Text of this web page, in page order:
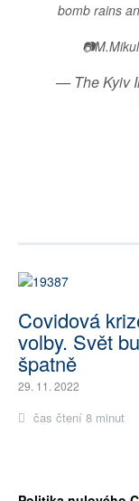
bomb rains
— The Kyiv
Covidová
volby. Svět
špatně
29. 11. 2022
čas čtení 8 minut